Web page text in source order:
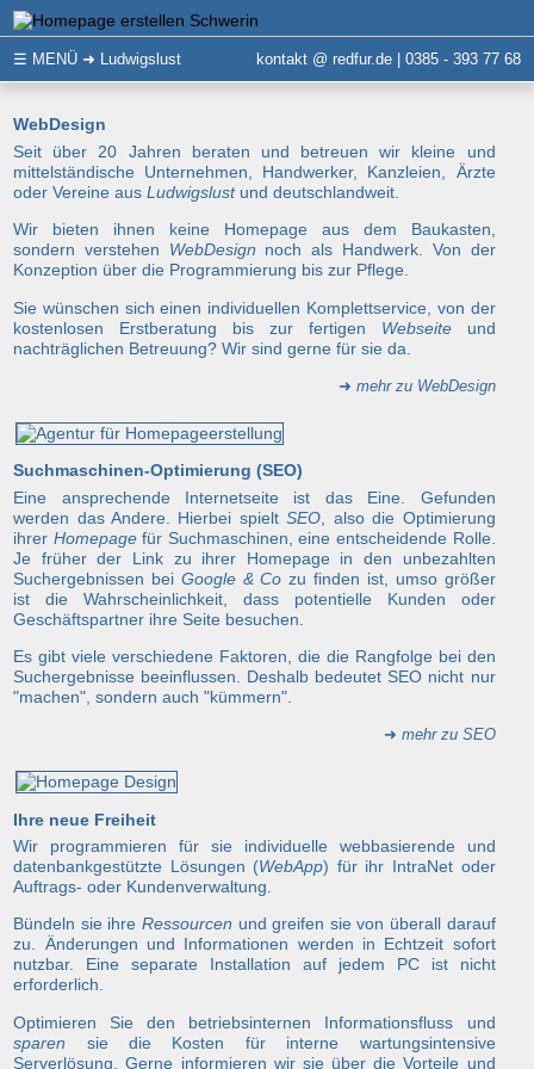
☰ MENÜ ➜ Ludwigslust kontakt @ redfur.de | 0385 - 393 77 68
WebDesign
Seit über 20 Jahren beraten und betreuen wir kleine und
mittelständische Unternehmen, Handwerker, Kanzleien, Ärzte
oder Vereine ausLudwigslustund deutschlandweit.
Wir bieten ihnen keine Homepage aus dem Baukasten,
sondern verstehen WebDesign noch als Handwerk. Von der
Konzeption über die Programmierung bis zur Pflege.
Sie wünschen sich einen individuellen Komplettservice, von der
kostenlosen Erstberatung bis zur fertigen Webseiteund
nachträglichen Betreuung? Wir sind gerne für sie da.
➜ mehr zu WebDesign
Suchmaschinen-Optimierung (SEO)
Eine ansprechende Internetseite ist das Eine. Gefunden
werden das Andere. Hierbei spieltSEO , also die Optimierung
ihrer Homepagefür Suchmaschinen, eine entscheidende Rolle.
Je früher der Link zu ihrer Homepage in den unbezahlten
Suchergebnissen bei Google & Co zu finden ist, umso größer
ist die Wahrscheinlichkeit, dass potentielle Kunden oder
Geschäftspartner ihre Seite besuchen.
Es gibt viele verschiedene Faktoren, die die Rangfolge bei den
Suchergebnisse beeinflussen. Deshalb bedeutet SEO nicht nur
"machen", sondern auch "kümmern".
➜ mehr zu SEO
Ihre neue Freiheit
Wir programmieren für sie individuelle webbasierende und
datenbankgestützte Lösungen (WebApp) für ihr IntraNet oder
Auftrags- oder Kundenverwaltung.
Bündeln sie ihre Ressourcen und greifen sie von überall darauf
zu. Änderungen und Informationen werden in Echtzeit sofort
nutzbar. Eine separate Installation auf jedem PC ist nicht
erforderlich.
Optimieren Sie den betriebsinternen Informationsfluss und
sparen sie die Kosten für interne wartungsintensive
Serverlösung. Gerne informieren wir sie über die Vorteile und